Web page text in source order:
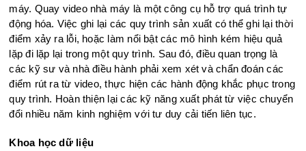
máy. Quay video nhà máy là một công cụ hỗ trợ quá trình tự
động hóa. Việc ghi lại các quy trình sản xuất có thể ghi lại thời
điểm xảy ra lỗi, hoặc làm nổi bật các mô hình kém hiệu quả
lặp đi lặp lại trong một quy trình. Sau đó, điều quan trọng là
các kỹ sư và nhà điều hành phải xem xét và chẩn đoán các
điểm rút ra từ video, thực hiện các hành động khắc phục trong
quy trình. Hoàn thiện lại các kỹ năng xuất phát từ việc chuyển
đổi nhiều năm kinh nghiệm với tư duy cải tiến liên tục.
Khoa học dữ liệu